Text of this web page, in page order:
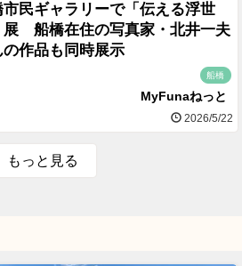
市民ギャラリーで「伝える浮世
展 船橋在住の写真家・北井一夫
の作品も同時展示
船橋
MyFunaねっと
2026/5/22
もっと見る